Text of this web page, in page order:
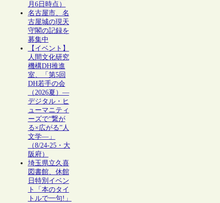
月6日時点）
名古屋市、名
古屋城の現天
守閣の記録を
募集中
【イベント】
人間文化研究
機構DH推進
室、「第5回
DH若手の会
（2026夏）―
デジタル・ヒ
ューマニティ
ーズで“繋が
る×広がる”人
文学―」
（8/24-25・大
阪府）
埼玉県立久喜
図書館、休館
日特別イベン
ト「本のタイ
トルで一句!」